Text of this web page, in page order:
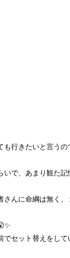
も行きたいと言う
いで、あまり観た
さんに命綱は無く
でセット替えをし